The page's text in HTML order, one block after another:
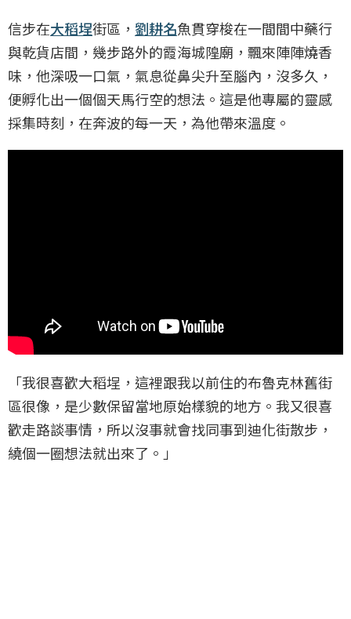
信步在大稻埕街區， 劉耕名魚貫穿梭在一間間中藥行
與乾貨店間，幾步路外的霞海城隍廟，飄來陣陣燒香
味，他深吸一口氣，氣息從鼻尖升至腦內，沒多久，
便孵化出一個個天馬行空的想法。這是他專屬的靈感
採集時刻，在奔波的每一天，為他帶來溫度。
「我很喜歡大稻埕，這裡跟我以前住的布魯克林舊街
區很像，是少數保留當地原始樣貌的地方。我又很喜
歡走路談事情，所以沒事就會找同事到迪化街散步，
繞個一圈想法就出來了。」